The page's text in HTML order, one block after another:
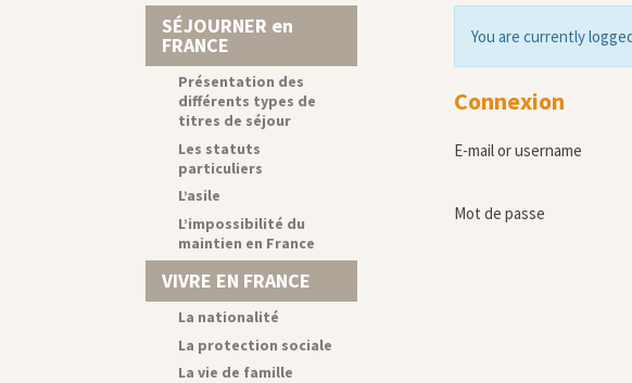
You are currently
Connexion
E-mail or username
Mot de passe
SÉJOURNER en
FRANCE
Présentation des
différents types de
titres de séjour
Les statuts
particuliers
L’asile
L’impossibilité du
maintien en France
VIVRE EN FRANCE
La nationalité
La protection sociale
La vie de famille